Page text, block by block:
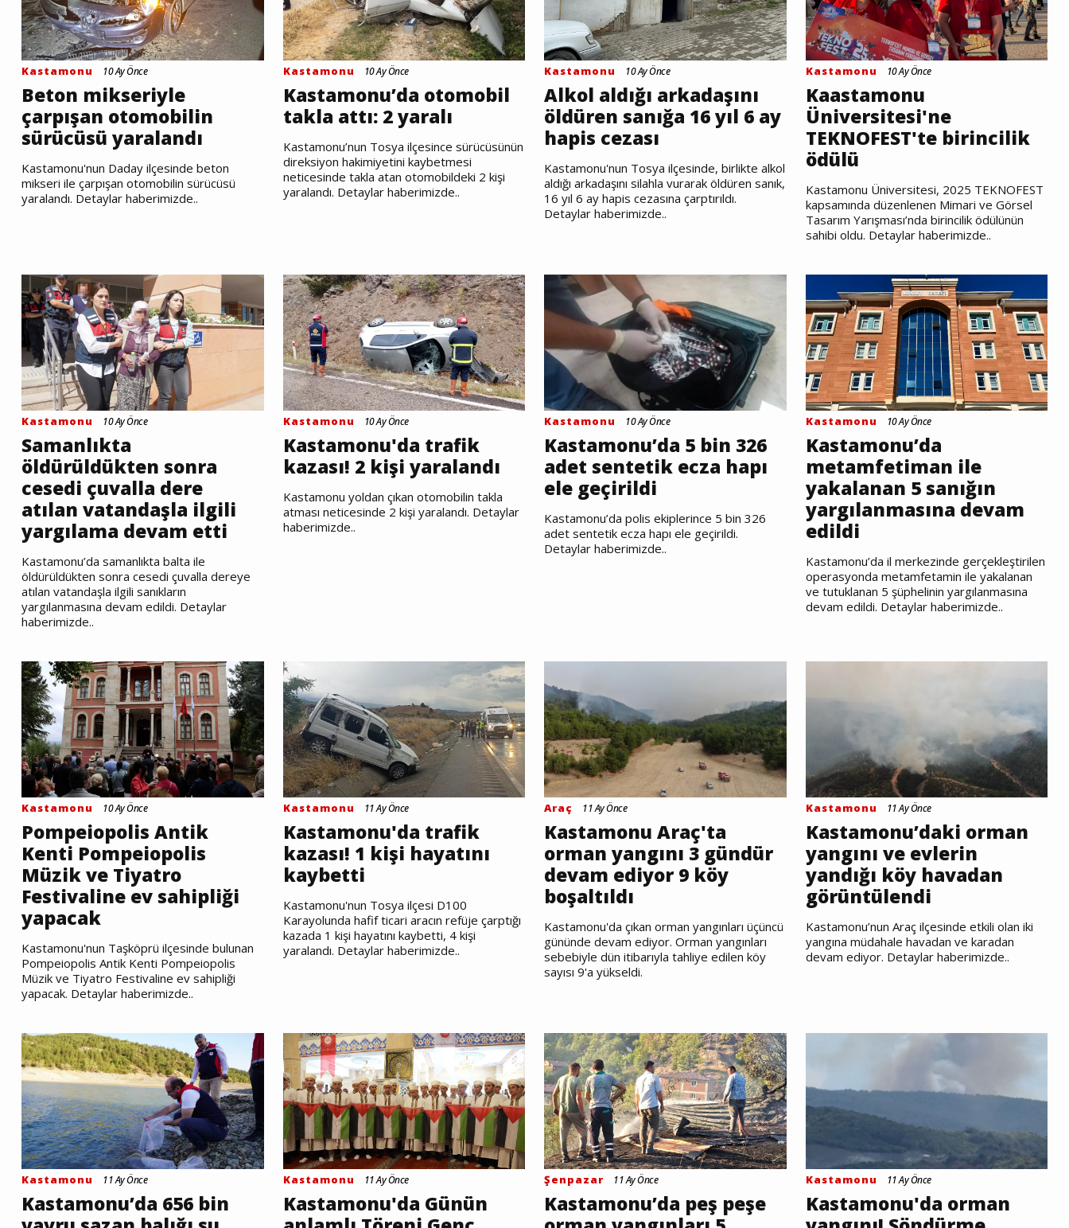
Kastamonu 10 Ay Önce
Beton mikseriyle
çarpışan otomobilin
sürücüsü yaralandı
Kastamonu'nun Daday ilçesinde beton
mikseri ile çarpışan otomobilin sürücüsü
yaralandı. Detaylar haberimizde..
Kastamonu 10 Ay Önce
Kastamonu’da otomobil
takla attı: 2 yaralı
Kastamonu’nun Tosya ilçesince sürücüsünün
direksiyon hakimiyetini kaybetmesi
neticesinde takla atan otomobildeki 2 kişi
yaralandı. Detaylar haberimizde..
Kastamonu 10 Ay Önce
Alkol aldığı arkadaşını
öldüren sanığa 16 yıl 6 ay
hapis cezası
Kastamonu'nun Tosya ilçesinde, birlikte alkol
aldığı arkadaşını silahla vurarak öldüren sanık,
16 yıl 6 ay hapis cezasına çarptırıldı.
Detaylar haberimizde..
Kastamonu 10 Ay Önce
Kaastamonu
Üniversitesi'ne
TEKNOFEST'te birincilik
ödülü
Kastamonu Üniversitesi, 2025 TEKNOFEST
kapsamında düzenlenen Mimari ve Görsel
Tasarım Yarışması’nda birincilik ödülünün
sahibi oldu. Detaylar haberimizde..
Kastamonu 10 Ay Önce
Samanlıkta
öldürüldükten sonra
cesedi çuvalla dere
atılan vatandaşla ilgili
yargılama devam etti
Kastamonu’da samanlıkta balta ile
öldürüldükten sonra cesedi çuvalla dereye
atılan vatandaşla ilgili sanıkların
yargılanmasına devam edildi. Detaylar
haberimizde..
Kastamonu 10 Ay Önce
Kastamonu'da trafik
kazası! 2 kişi yaralandı
Kastamonu yoldan çıkan otomobilin takla
atması neticesinde 2 kişi yaralandı. Detaylar
haberimizde..
Kastamonu 10 Ay Önce
Kastamonu’da 5 bin 326
adet sentetik ecza hapı
ele geçirildi
Kastamonu’da polis ekiplerince 5 bin 326
adet sentetik ecza hapı ele geçirildi.
Detaylar haberimizde..
Kastamonu 10 Ay Önce
Kastamonu’da
metamfetiman ile
yakalanan 5 sanığın
yargılanmasına devam
edildi
Kastamonu’da il merkezinde gerçekleştirilen
operasyonda metamfetamin ile yakalanan
ve tutuklanan 5 şüphelinin yargılanmasına
devam edildi. Detaylar haberimizde..
Kastamonu 10 Ay Önce
Pompeiopolis Antik
Kenti Pompeiopolis
Müzik ve Tiyatro
Festivaline ev sahipliği
yapacak
Kastamonu'nun Taşköprü ilçesinde bulunan
Pompeiopolis Antik Kenti Pompeiopolis
Müzik ve Tiyatro Festivaline ev sahipliği
yapacak. Detaylar haberimizde..
Kastamonu 11 Ay Önce
Kastamonu'da trafik
kazası! 1 kişi hayatını
kaybetti
Kastamonu'nun Tosya ilçesi D100
Karayolunda hafif ticari aracın refüje çarptığı
kazada 1 kişi hayatını kaybetti, 4 kişi
yaralandı. Detaylar haberimizde..
Araç 11 Ay Önce
Kastamonu Araç'ta
orman yangını 3 gündür
devam ediyor 9 köy
boşaltıldı
Kastamonu'da çıkan orman yangınları üçüncü
gününde devam ediyor. Orman yangınları
sebebiyle dün itibarıyla tahliye edilen köy
sayısı 9'a yükseldi.
Kastamonu 11 Ay Önce
Kastamonu’daki orman
yangını ve evlerin
yandığı köy havadan
görüntülendi
Kastamonu’nun Araç ilçesinde etkili olan iki
yangına müdahale havadan ve karadan
devam ediyor. Detaylar haberimizde..
Kastamonu 11 Ay Önce
Kastamonu’da 656 bin
Kastamonu 11 Ay Önce
Kastamonu'da Günün
Şenpazar 11 Ay Önce
Kastamonu’da peş peşe
Kastamonu 11 Ay Önce
Kastamonu'da orman